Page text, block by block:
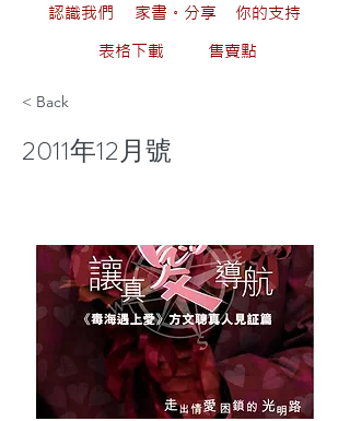
認識我們 家書。分享
你的支持
表格下載
售賣點
< Back
2011年12月號